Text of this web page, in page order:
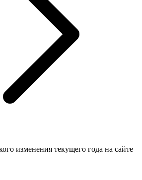
изменения текущего года на сайте